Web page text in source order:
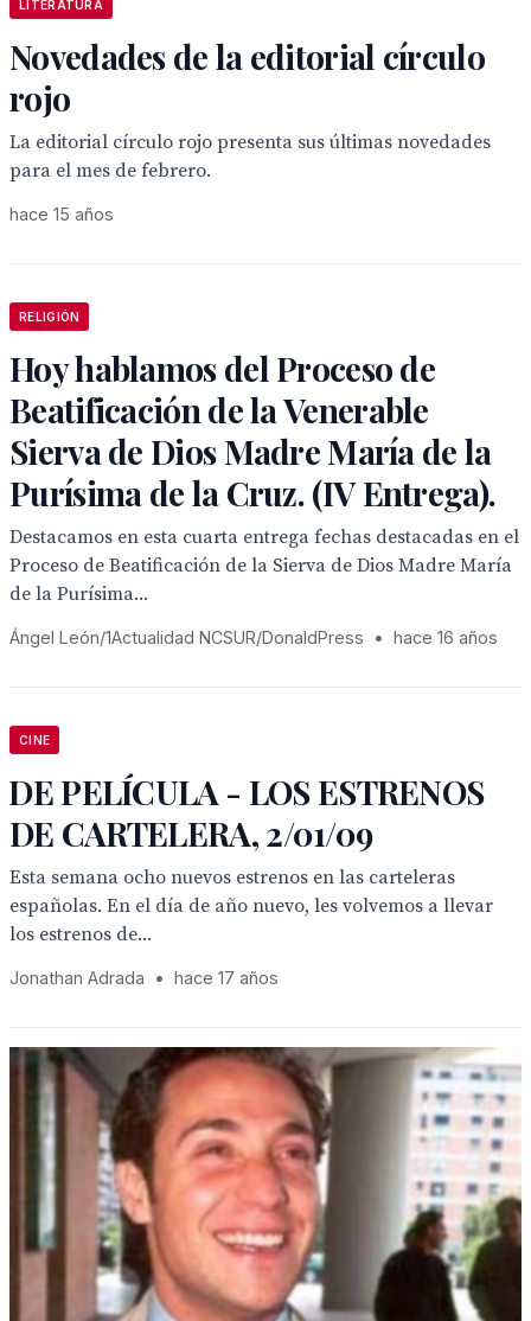
LITERATURA
Novedades de la editorial círculo
rojo
La editorial círculo rojo presenta sus últimas novedades
para el mes de febrero.
hace 15 años
RELIGIÓN
Hoy hablamos del Proceso de
Beatificación de la Venerable
Sierva de Dios Madre María de la
Purísima de la Cruz. (IV Entrega).
Destacamos en esta cuarta entrega fechas destacadas en el
Proceso de Beatificación de la Sierva de Dios Madre María
de la Purísima...
Ángel León/1Actualidad NCSUR/DonaldPress • hace 16 años
CINE
DE PELÍCULA - LOS ESTRENOS
DE CARTELERA, 2/01/09
Esta semana ocho nuevos estrenos en las carteleras
españolas. En el día de año nuevo, les volvemos a llevar
los estrenos de...
Jonathan Adrada • hace 17 años